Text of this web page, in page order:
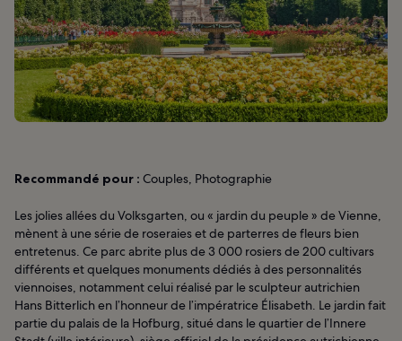
Recommandé pour : Couples, Photographie
Les jolies allées du Volksgarten, ou « jardin du peuple » de Vienne,
mènent à une série de roseraies et de parterres de fleurs bien
entretenus. Ce parc abrite plus de 3 000 rosiers de 200 cultivars
différents et quelques monuments dédiés à des personnalités
viennoises, notamment celui réalisé par le sculpteur autrichien
Hans Bitterlich en l’honneur de l’impératrice Élisabeth. Le jardin fait
partie du palais de la Hofburg, situé dans le quartier de l’Innere